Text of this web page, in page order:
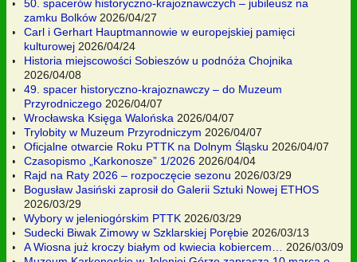
50. spacerów historyczno-krajoznawczych – jubileusz na
zamku Bolków 2026/04/27
Carl i Gerhart Hauptmannowie w europejskiej pamięci
kulturowej 2026/04/24
Historia miejscowości Sobieszów u podnóża Chojnika
2026/04/08
49. spacer historyczno-krajoznawczy – do Muzeum
Przyrodniczego 2026/04/07
Wrocławska Księga Walońska 2026/04/07
Trylobity w Muzeum Przyrodniczym 2026/04/07
Oficjalne otwarcie Roku PTTK na Dolnym Śląsku 2026/04/07
Czasopismo „Karkonosze” 1/2026 2026/04/04
Rajd na Raty 2026 – rozpoczęcie sezonu 2026/03/29
Bogusław Jasiński zaprosił do Galerii Sztuki Nowej ETHOS
2026/03/29
Wybory w jeleniogórskim PTTK 2026/03/29
Sudecki Biwak Zimowy w Szklarskiej Porębie 2026/03/13
A Wiosna już kroczy białym od kwiecia kobiercem…
2026/03/09